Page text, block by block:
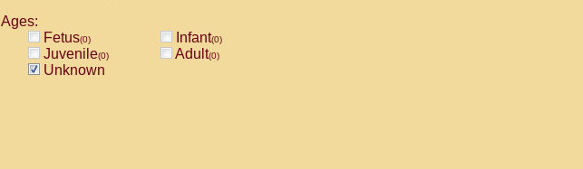
Ages:
Fetus(0) Infant(0)
Juvenile(0) Adult(0)
Unknown